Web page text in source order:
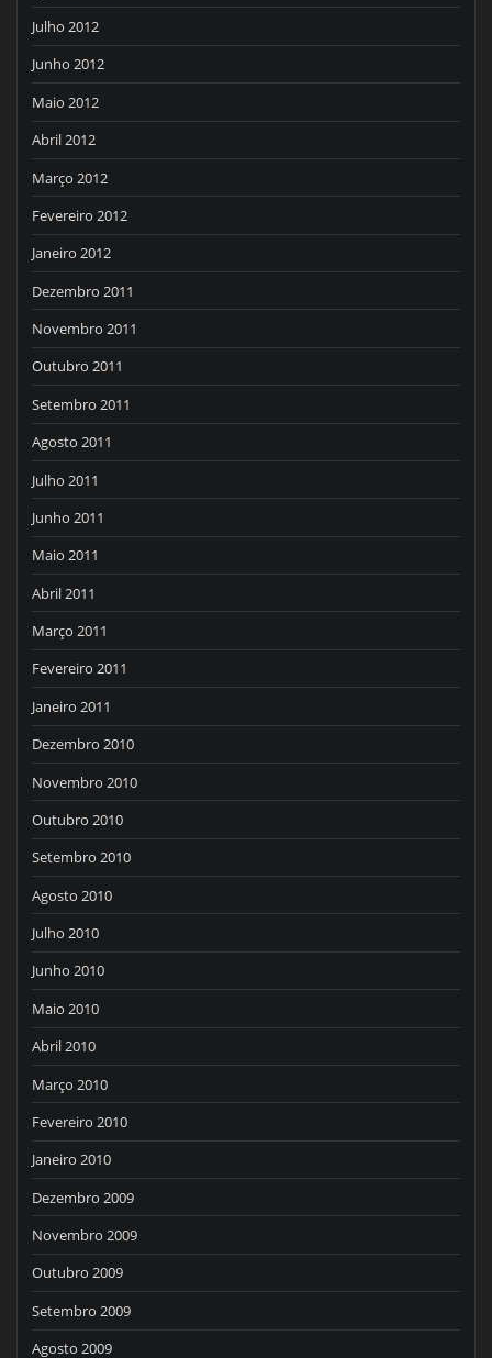
Julho 2012
Junho 2012
Maio 2012
Abril 2012
Março 2012
Fevereiro 2012
Janeiro 2012
Dezembro 2011
Novembro 2011
Outubro 2011
Setembro 2011
Agosto 2011
Julho 2011
Junho 2011
Maio 2011
Abril 2011
Março 2011
Fevereiro 2011
Janeiro 2011
Dezembro 2010
Novembro 2010
Outubro 2010
Setembro 2010
Agosto 2010
Julho 2010
Junho 2010
Maio 2010
Abril 2010
Março 2010
Fevereiro 2010
Janeiro 2010
Dezembro 2009
Novembro 2009
Outubro 2009
Setembro 2009
Agosto 2009